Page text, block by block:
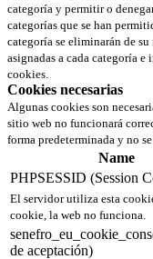
categoría y permitir o
categorías que se han
categoría se eliminarán de
asignadas a cada categoría
cookies.
Cookies necesarias
Algunas cookies son
sitio web no funcionará
forma predeterminada y no
Name
PHPSESSID (Session
El servidor utiliza esta
cookie, la web no funciona.
de aceptación)